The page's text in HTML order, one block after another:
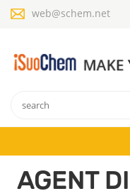
web@schem.net
AGENT